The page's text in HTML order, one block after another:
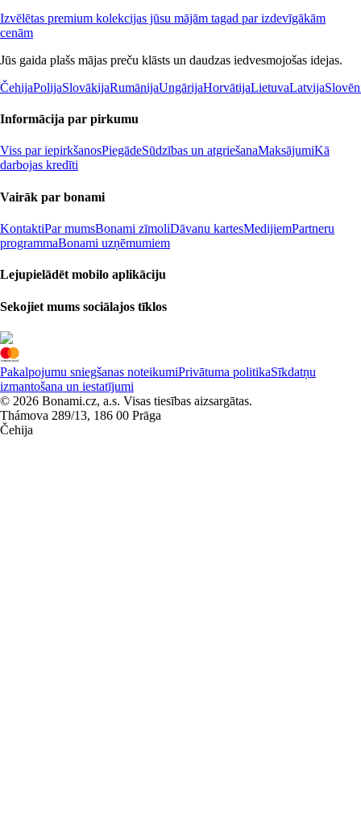
Izvēlētas premium kolekcijas jūsu mājām tagad par izdevīgākām
cenām
Jūs gaida plašs mājas preču klāsts un daudzas iedvesmojošas idejas.
ČehijaPolijaSlovākijaRumānijaUngārijaHorvātijaLietuvaLatvija
Informācija par pirkumu
Viss par iepirkšanosPiegādeSūdzības un atgriešanaMaksājumiKā
darbojas kredīti
Vairāk par bonami
KontaktiPar mumsBonami zīmoliDāvanu kartesMedijiemPartneru
programmaBonami uzņēmumiem
Lejupielādēt mobilo aplikāciju
Sekojiet mums sociālajos tīklos
Pakalpojumu sniegšanas noteikumiPrivātuma politikaSīkdatņu
izmantošana un iestatījumi
© 2026 Bonami.cz, a.s. Visas tiesības aizsargātas.
Thámova 289/13, 186 00 Prāga
Čehija